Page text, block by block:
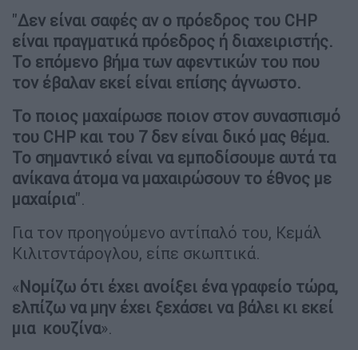
"Δεν είναι σαφές αν ο πρόεδρος του CHP
είναι πραγματικά πρόεδρος ή διαχειριστής.
Το επόμενο βήμα των αφεντικών του που
τον έβαλαν εκεί είναι επίσης άγνωστο.
Το ποιος μαχαίρωσε ποιον στον συνασπισμό
του CHP και του 7 δεν είναι δικό μας θέμα.
Το σημαντικό είναι να εμποδίσουμε αυτά τα
ανίκανα άτομα να μαχαιρώσουν το έθνος με
μαχαίρια".
Για τον προηγούμενο αντίπαλό του, Κεμάλ
Κιλιτσντάρογλου, είπε σκωπτικά.
« Νομίζω ότι έχει ανοίξει ένα γραφείο τώρα,
ελπίζω να μην έχει ξεχάσει να βάλει κι εκεί
μια κουζίνα».